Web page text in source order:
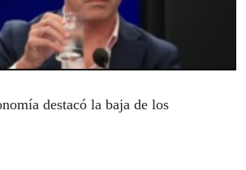
destacó la baja de los